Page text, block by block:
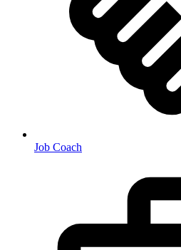
Job Coach